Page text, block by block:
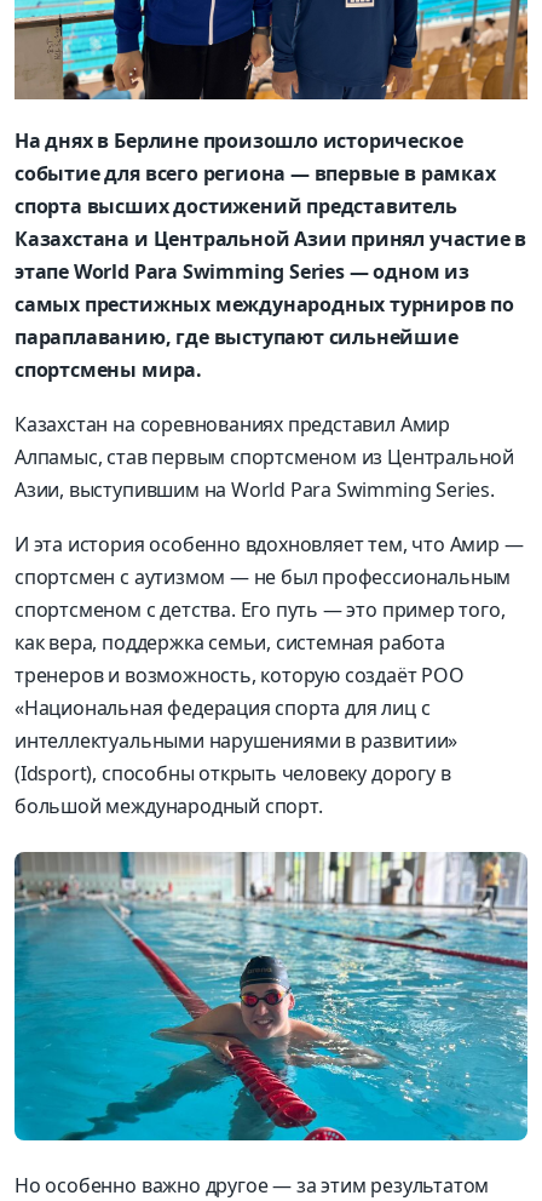
На днях в Берлине произошло историческое
событие для всего региона — впервые в рамках
спорта высших достижений представитель
Казахстана и Центральной Азии принял участие в
этапеWorld Para Swimming Series— одном из
самых престижных международных турниров по
параплаванию, где выступают сильнейшие
спортсмены мира.
Казахстан на соревнованиях представил Амир
Алпамыс, став первым спортсменом из Центральной
Азии, выступившим на World Para Swimming Series.
И эта история особенно вдохновляет тем, что Амир —
спортсмен с аутизмом — не был профессиональным
спортсменом с детства. Его путь — это пример того,
как вера, поддержка семьи, системная работа
тренеров и возможность, которую создаёт РОО
«Национальная федерация спорта для лиц с
интеллектуальными нарушениями в развитии»
(Idsport), способны открыть человеку дорогу в
большой международный спорт.
Но особенно важно другое — за этим результатом